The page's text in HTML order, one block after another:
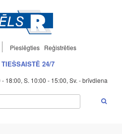
Pieslēgties Reģistrēties
24/7
18:00, S. 10:00 - 15:00, Sv. - brīvdiena